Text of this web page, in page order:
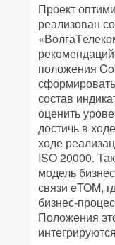
Проект
реализован
положения
состав
оценить
достичь в
ходе
ISO 20000.
модель
связи eTOM,
бизнес-
Положения